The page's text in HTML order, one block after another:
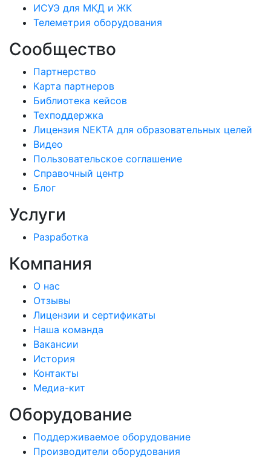
ИСУЭ для МКД и ЖК
Телеметрия оборудования
Сообщество
Партнерство
Карта партнеров
Библиотека кейсов
Техподдержка
Лицензия NEKTA для образовательных целей
Видео
Пользовательское соглашение
Справочный центр
Блог
Услуги
Разработка
Компания
О нас
Отзывы
Лицензии и сертификаты
Наша команда
Вакансии
История
Контакты
Медиа-кит
Оборудование
Поддерживаемое оборудование
Производители оборудования